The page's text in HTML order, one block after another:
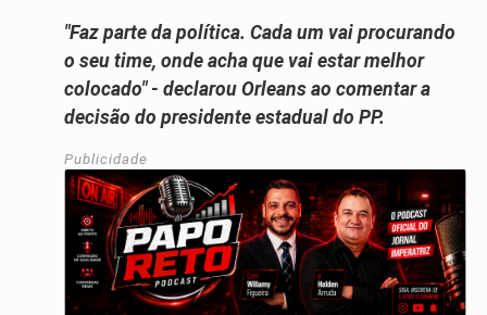
"Faz parte da política. Cada um vai procurando
o seu time, onde acha que vai estar melhor
colocado" - declarou Orleans ao comentar a
decisão do presidente estadual do PP.
Publicidade